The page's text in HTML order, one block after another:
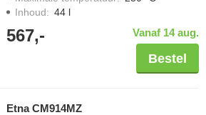
Inhoud: 44 l
567,- Vanaf 14 aug.
Bestel
Etna CM914MZ